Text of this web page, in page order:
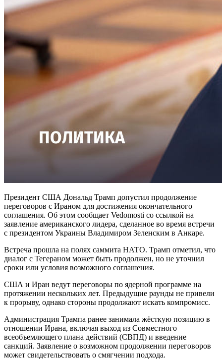
Президент США Дональд Трамп допустил продолжение
переговоров с Ираном для достижения окончательного
соглашения. Об этом сообщает Vedomosti со ссылкой на
заявление американского лидера, сделанное во время встречи
с президентом Украины Владимиром Зеленским в Анкаре.
Встреча прошла на полях саммита НАТО. Трамп отметил, что
диалог с Тегераном может быть продолжен, но не уточнил
сроки или условия возможного соглашения.
США и Иран ведут переговоры по ядерной программе на
протяжении нескольких лет. Предыдущие раунды не привели
к прорыву, однако стороны продолжают искать компромисс.
Администрация Трампа ранее занимала жёсткую позицию в
отношении Ирана, включая выход из Совместного
всеобъемлющего плана действий (СВПД) и введение
санкций. Заявление о возможном продолжении переговоров
может свидетельствовать о смягчении подхода.